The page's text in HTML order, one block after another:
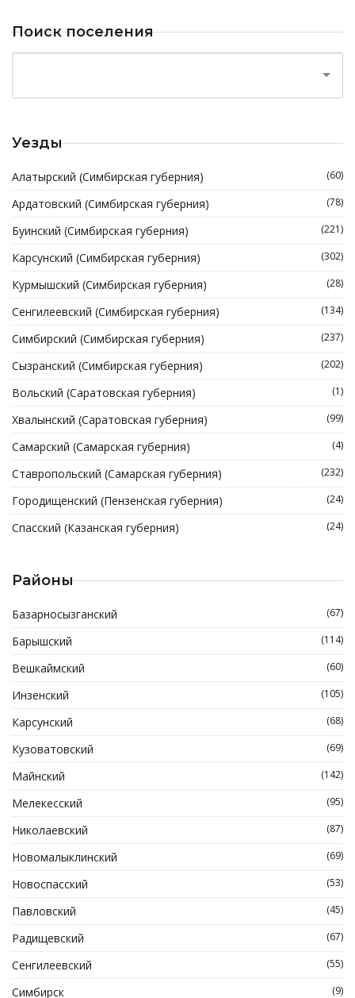
Поиск поселения
Уезды
Алатырский (Симбирская губерния) (60)
Ардатовский (Симбирская губерния) (78)
Буинский (Симбирская губерния) (221)
Карсунский (Симбирская губерния) (302)
Курмышский (Симбирская губерния) (28)
Сенгилеевский (Симбирская губерния) (134)
Симбирский (Симбирская губерния) (237)
Сызранский (Симбирская губерния) (202)
Вольский (Саратовская губерния) (1)
Хвалынский (Саратовская губерния) (99)
Самарский (Самарская губерния) (4)
Ставропольский (Самарская губерния) (232)
Городищенский (Пензенская губерния) (24)
Спасский (Казанская губерния) (24)
Районы
Базарносызганский (67)
Барышский (114)
Вешкаймский (60)
Инзенский (105)
Карсунский (68)
Кузоватовский (69)
Майнский (142)
Мелекесский (95)
Николаевский (87)
Новомалыклинский (69)
Новоспасский (53)
Павловский (45)
Радищевский (67)
Сенгилеевский (55)
Симбирск (9)